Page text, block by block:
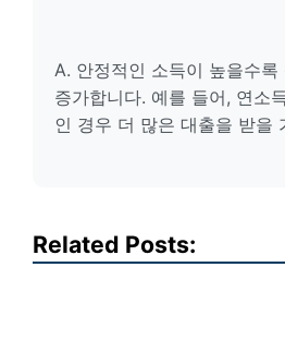
A. 안정적인 소득이 높을수
증가합니다. 예를 들어, 연소
인 경우 더 많은 대출을 받을
Related Posts: